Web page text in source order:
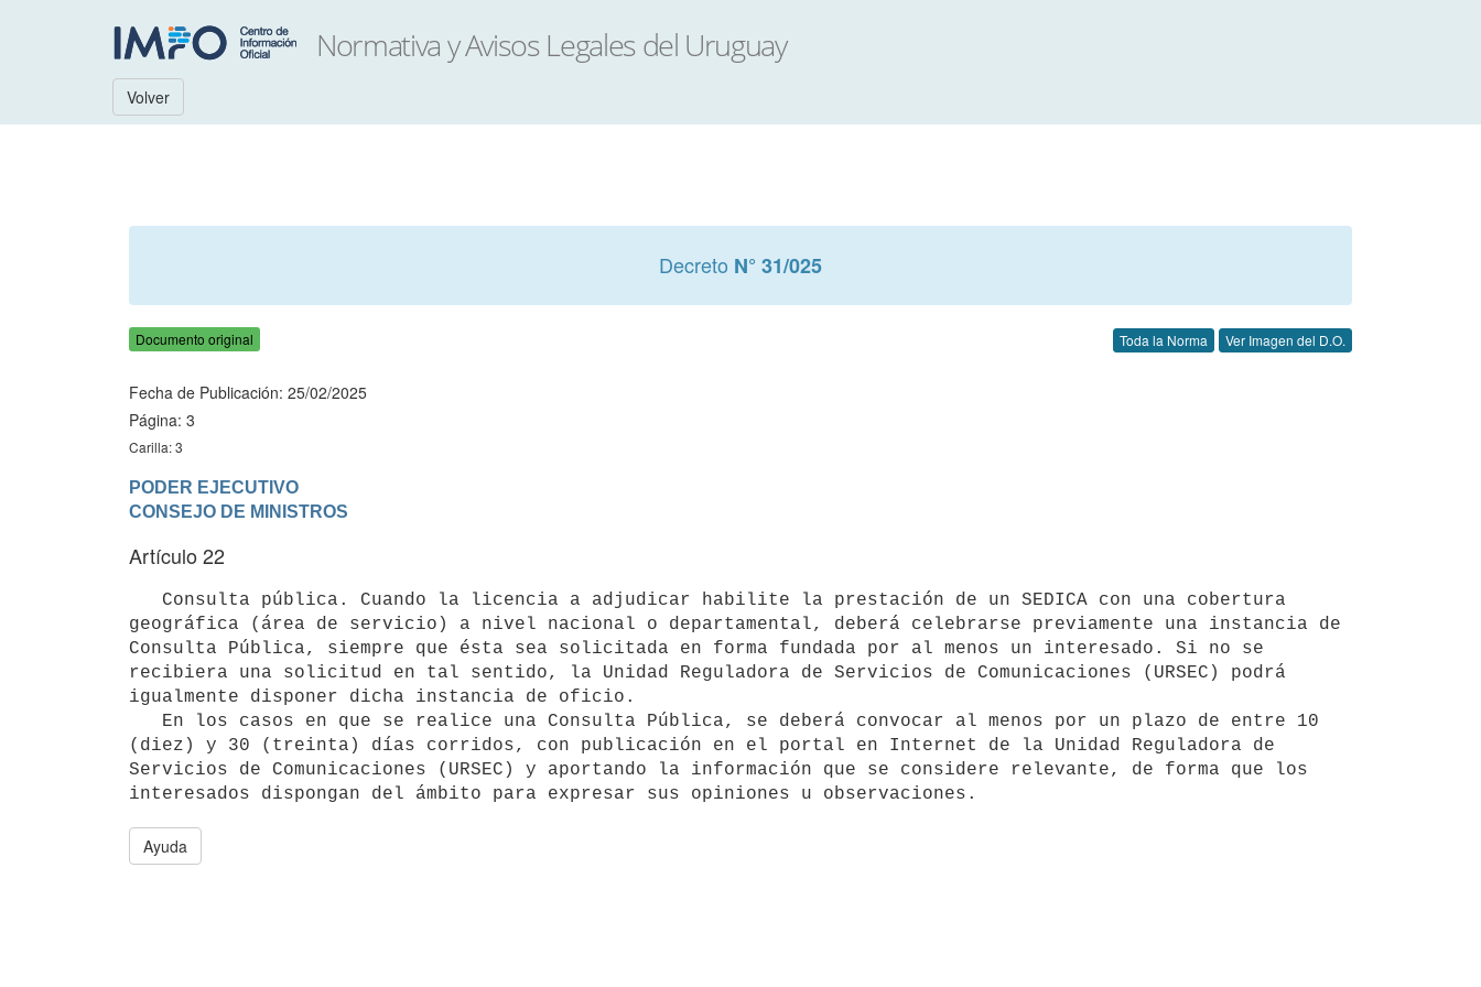
Volver
Decreto N° 31/025
Documento original Toda la Norma Ver Imagen del D.O.
Fecha de Publicación: 25/02/2025
Página: 3
Carilla: 3
PODER EJECUTIVO
Artículo 22
geográfica (área de servicio) a nivel nacional o departamental, deberá celebrarse previamente una instancia de
Consulta Pública, siempre que ésta sea solicitada en forma fundada por al menos un interesado. Si no se
recibiera una solicitud en tal sentido, la Unidad Reguladora de Servicios de Comunicaciones (URSEC) podrá
igualmente disponer dicha instancia de oficio.
(diez) y 30 (treinta) días corridos, con publicación en el portal en Internet de la Unidad Reguladora de
Servicios de Comunicaciones (URSEC) y aportando la información que se considere relevante, de forma que los
Ayuda